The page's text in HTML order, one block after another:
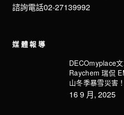
諮詢電話02-27139992
媒體報導
DECOmyplace
Raychem 瑞侃
山冬季暴雪災害
16 9 月, 2025